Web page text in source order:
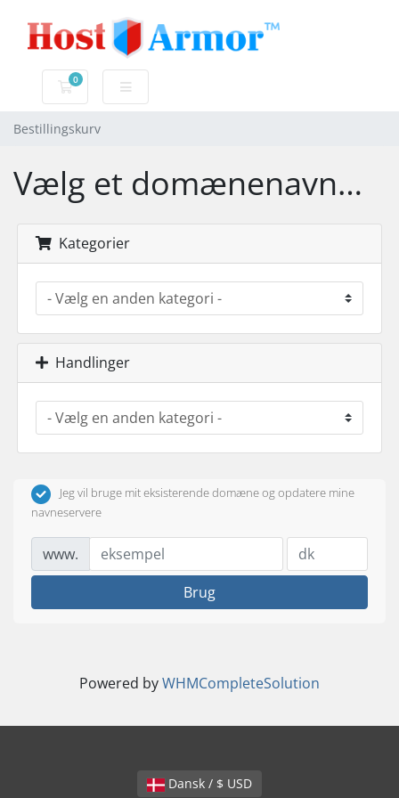
0
Bestillingskurv
Bestillingskurv
Vælg et domænenavn…
Kategorier
Handlinger
Jeg vil bruge mit eksisterende domæne og opdatere mine
navneservere
www.
Brug
Powered byWHMCompleteSolution
Dansk / $ USD